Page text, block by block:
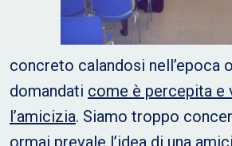
concreto calandosi nell’epoca
domandati come è percepita e
l’amicizia. Siamo troppo